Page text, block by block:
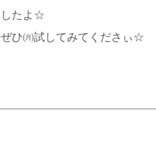
したよ☆
ぜひ㈪試してみてくださぃ☆